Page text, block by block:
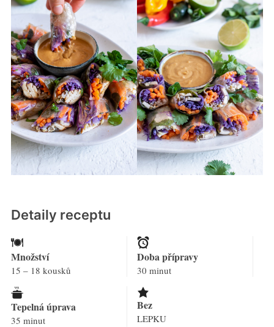
Detaily receptu
Množství
15 – 18 kousků
Doba přípravy
30 minut
Tepelná úprava
35 minut
Bez
LEPKU